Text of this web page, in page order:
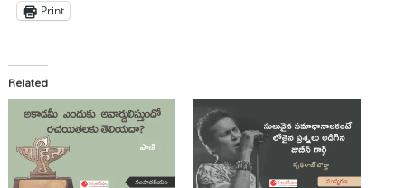
Print
Related